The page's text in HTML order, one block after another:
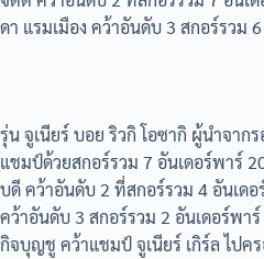
ดา แรมเมือง คว้าอันดับ 3 สกอร์รวม
รุ่น จูเนียร์ บอย ริวกิ โอซากิ ผู้นำจาก
แชมป์ด้วยสกอร์รวม 7 อันเดอร์พาร์
บดี คว้าอันดับ 2 ที่สกอร์รวม 4 อันเด
คว้าอันดับ 3 สกอร์รวม 2 อันเดอร์พ
กิจบุญชู คว้าแชมป์ จูเนียร์ เกิร์ล ไปค